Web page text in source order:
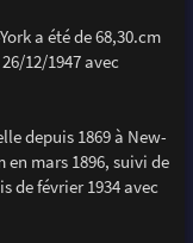
a été de 68,30.cm
12/1947 avec
depuis 1869 à New-
en mars 1896, suivi de
de février 1934 avec